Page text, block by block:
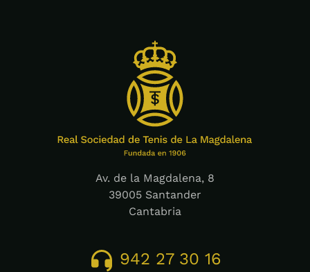
Av. de la Magdalena, 8
39005 Santander
Cantabria
942 27 30 16